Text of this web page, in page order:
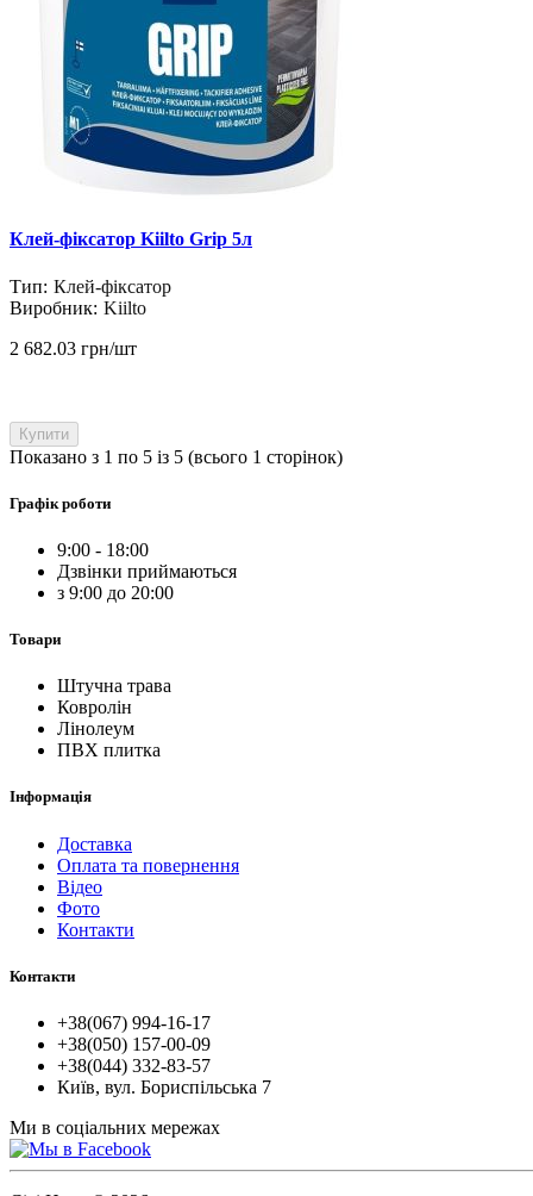
Клей-фіксатор Kiilto Grip 5л
Тип: Клей-фіксатор
Виробник: Kiilto
2 682.03 грн/шт
Купити
Показано з 1 по 5 із 5 (всього 1 сторінок)
Графік роботи
9:00 - 18:00
Дзвінки приймаються
з 9:00 до 20:00
Товари
Штучна трава
Ковролін
Лінолеум
ПВХ плитка
Інформація
Доставка
Оплата та повернення
Відео
Фото
Контакти
Контакти
+38(067) 994-16-17
+38(050) 157-00-09
+38(044) 332-83-57
Київ, вул. Бориспільська 7
Ми в соціальних мережах